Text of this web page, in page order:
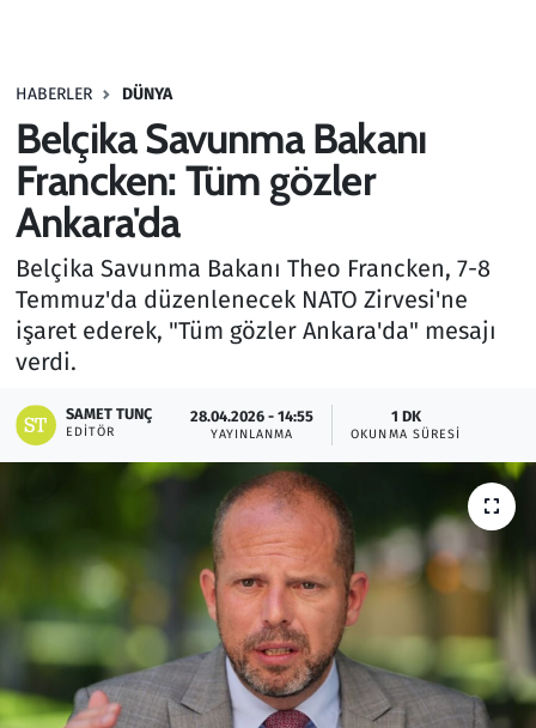
HABERLER DÜNYA
Belçika Savunma Bakanı
Francken: Tüm gözler
Ankara'da
Belçika Savunma Bakanı Theo Francken, 7-8
Temmuz'da düzenlenecek NATO Zirvesi'ne
işaret ederek, "Tüm gözler Ankara'da" mesajı
verdi.
SAMET TUNÇ
EDITÖR
28.04.2026 - 14:55
YAYINLANMA
1 DK
OKUNMA SÜRESI
Haber
Kültür Sanat
Kurumsal Haberler
Lezzet Durağı
Memur ve Kamu
Otomobil
Oyun
Resmi İlanlar
Rüya Tabirleri
Sağlık